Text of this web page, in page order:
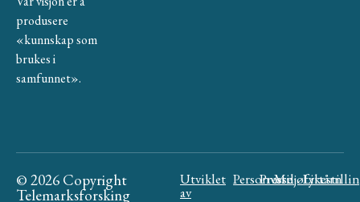
produsere
«kunnskap som
brukes i
samfunnet».
© 2026 Copyright
Telemarksforsking
Utviklet
av
Personvern
Presse
Miljøfyrtårn